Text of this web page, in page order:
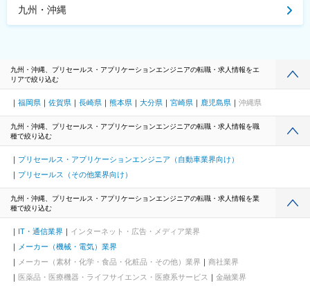
九州・沖縄
九州・沖縄、プリセールス・アプリケーションエンジニアの転職・求人情報をエ
リアで絞り込む
福岡県 佐賀県 長崎県 熊本県 大分県 宮崎県 鹿児島県 沖縄県
九州・沖縄、プリセールス・アプリケーションエンジニアの転職・求人情報を職
種で絞り込む
プリセールス・アプリケーションエンジニア（自動車業界向け）
プリセールス（その他業界向け）
九州・沖縄、プリセールス・アプリケーションエンジニアの転職・求人情報を業
種で絞り込む
IT・通信業界
インターネット・広告・メディア業界
メーカー（機械・電気）業界
メーカー（素材・化学・食品・化粧品・その他）業界
商社業界
医薬品・医療機器・ライフサイエンス・医療系サービス
金融業界